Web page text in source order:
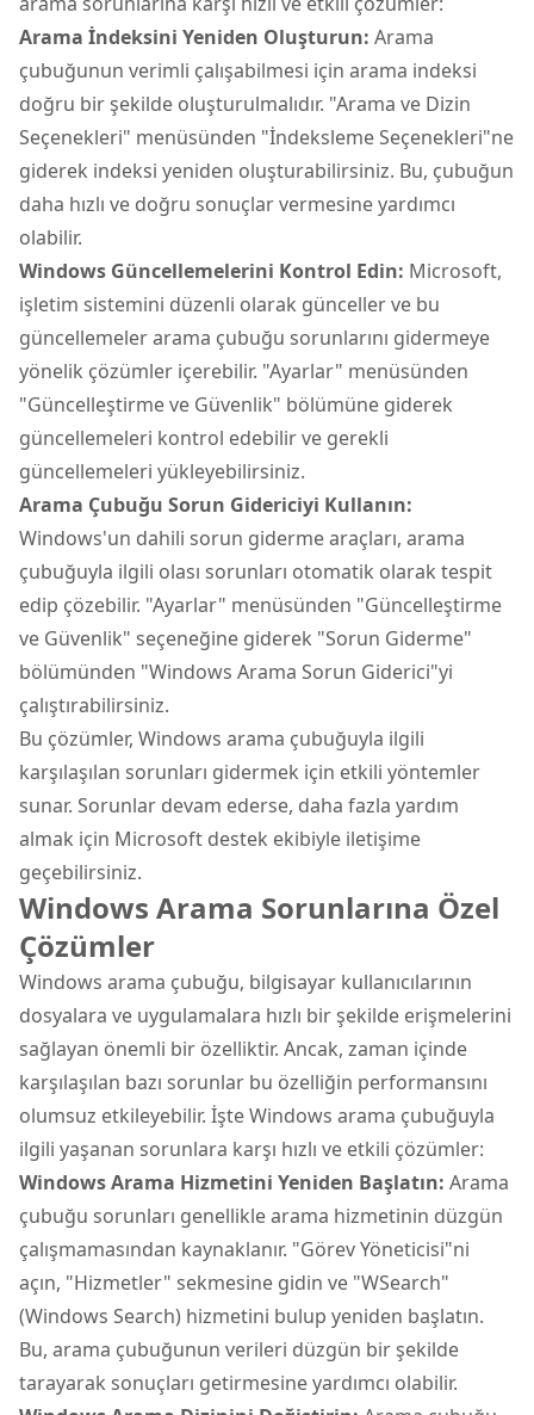
Arama İndeksini Yeniden Oluşturun: Arama
çubuğunun verimli çalışabilmesi için arama indeksi
doğru bir şekilde oluşturulmalıdır. "Arama ve Dizin
Seçenekleri" menüsünden "İndeksleme Seçenekleri"ne
giderek indeksi yeniden oluşturabilirsiniz. Bu, çubuğun
daha hızlı ve doğru sonuçlar vermesine yardımcı
olabilir.
Windows Güncellemelerini Kontrol Edin: Microsoft,
işletim sistemini düzenli olarak günceller ve bu
güncellemeler arama çubuğu sorunlarını gidermeye
yönelik çözümler içerebilir. "Ayarlar" menüsünden
"Güncelleştirme ve Güvenlik" bölümüne giderek
güncellemeleri kontrol edebilir ve gerekli
güncellemeleri yükleyebilirsiniz.
Arama Çubuğu Sorun Gidericiyi Kullanın:
Windows'un dahili sorun giderme araçları, arama
çubuğuyla ilgili olası sorunları otomatik olarak tespit
edip çözebilir. "Ayarlar" menüsünden "Güncelleştirme
ve Güvenlik" seçeneğine giderek "Sorun Giderme"
bölümünden "Windows Arama Sorun Giderici"yi
çalıştırabilirsiniz.
Bu çözümler, Windows arama çubuğuyla ilgili
karşılaşılan sorunları gidermek için etkili yöntemler
sunar. Sorunlar devam ederse, daha fazla yardım
almak için Microsoft destek ekibiyle iletişime
geçebilirsiniz.
Windows Arama Sorunlarına Özel
Çözümler
Windows arama çubuğu, bilgisayar kullanıcılarının
dosyalara ve uygulamalara hızlı bir şekilde erişmelerini
sağlayan önemli bir özelliktir. Ancak, zaman içinde
karşılaşılan bazı sorunlar bu özelliğin performansını
olumsuz etkileyebilir. İşte Windows arama çubuğuyla
ilgili yaşanan sorunlara karşı hızlı ve etkili çözümler:
Windows Arama Hizmetini Yeniden Başlatın: Arama
çubuğu sorunları genellikle arama hizmetinin düzgün
çalışmamasından kaynaklanır. "Görev Yöneticisi"ni
açın, "Hizmetler" sekmesine gidin ve "WSearch"
(Windows Search) hizmetini bulup yeniden başlatın.
Bu, arama çubuğunun verileri düzgün bir şekilde
tarayarak sonuçları getirmesine yardımcı olabilir.